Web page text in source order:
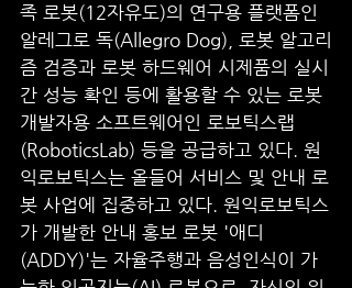
족 로봇(12자유도)의 연구용 플랫폼인
알레그로 독(Allegro Dog), 로봇 알고리
즘 검증과 로봇 하드웨어 시제품의 실시
간 성능 확인 등에 활용할 수 있는 로봇
개발자용 소프트웨어인 로보틱스랩
(RoboticsLab) 등을 공급하고 있다. 원
익로보틱스는 올들어 서비스 및 안내 로
봇 사업에 집중하고 있다. 원익로보틱스
가 개발한 안내 홍보 로봇 '애디
(ADDY)'는 자율주행과 음성인식이 가